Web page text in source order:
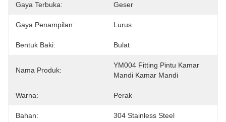
Gaya Terbuka: Geser
Gaya Penampilan: Lurus
Bentuk Baki: Bulat
Nama Produk:
YM004 Fitting Pintu Kamar
Mandi Kamar Mandi
Warna: Perak
Bahan: 304 Stainless Steel